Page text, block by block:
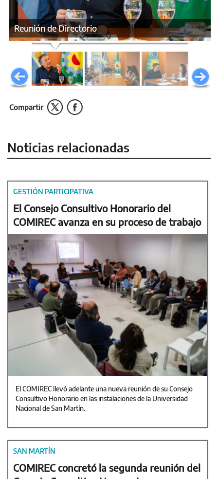
Reunión de Directorio
Compartir
Noticias relacionadas
GESTIÓN PARTICIPATIVA
El Consejo Consultivo Honorario del
COMIREC avanza en su proceso de trabajo
El COMIREC llevó adelante una nueva reunión de su Consejo
Consultivo Honorario en las instalaciones de la Universidad
Nacional de San Martín.
SAN MARTÍN
COMIREC concretó la segunda reunión del